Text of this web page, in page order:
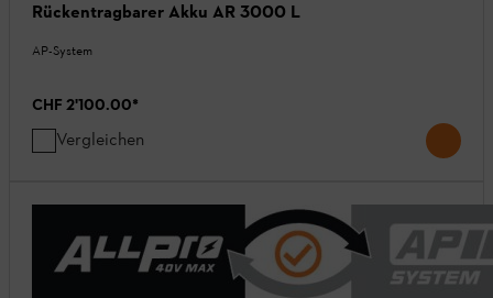
Rückentragbarer Akku AR 3000 L
AP-System
CHF 2'100.00*
Vergleichen